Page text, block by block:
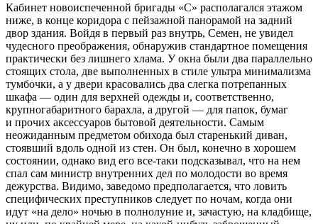
Кабинет новоиспеченной бригады «С» располагался этажом
ниже, в конце коридора с пейзажной панорамой на задний
двор здания. Войдя в первый раз внутрь, Семен, не увидел
чудесного преображения, обнаружив стандартное помещения
практически без лишнего хлама. У окна были два параллельно
стоящих стола, две выполненных в стиле ультра минимализма
тумбочки, а у двери красовались два слегка потрепанных
шкафа — один для верхней одежды и, соответственно,
крупногабаритного барахла, а другой — для папок, бумаг
и прочих аксессуаров бытовой деятельности. Самым
неожиданным предметом обихода был старенький диван,
стоявший вдоль одной из стен. Он был, конечно в хорошем
состоянии, однако вид его все-таки подсказывал, что на нем
спал сам министр внутренних дел по молодости во время
дежурства. Видимо, заведомо предполагается, что ловить
специфических преступников следует по ночам, когда они
идут «на дело» ночью в полнолуние и, зачастую, на кладбище,